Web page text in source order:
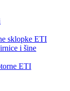
sklopke ETI
i šine
ETI